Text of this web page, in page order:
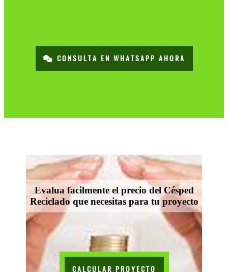
CONSULTA EN WHATSAPP AHORA
Evalua facilmente el precio del Césped
Reciclado que necesitas para tu proyecto
CALCULAR PROYECTO